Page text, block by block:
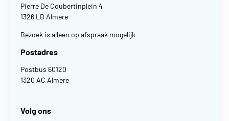
Pierre De Coubertinplein 4
1326 LB Almere
Bezoek is alleen op afspraak mogelijk
Postadres
Postbus 60120
1320 AC Almere
Volg ons